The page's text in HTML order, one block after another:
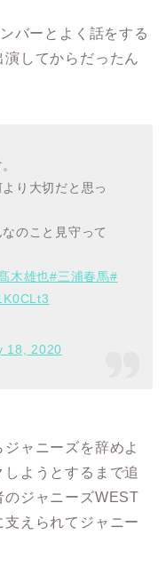
バーとよく話をする
してからだったん
り大切だと思っ
のこと見守って
木雄也#三浦春馬#
18, 2020
ャニーズを辞めよ
ようとするまで追
のジャニーズWEST
えられてジャニー